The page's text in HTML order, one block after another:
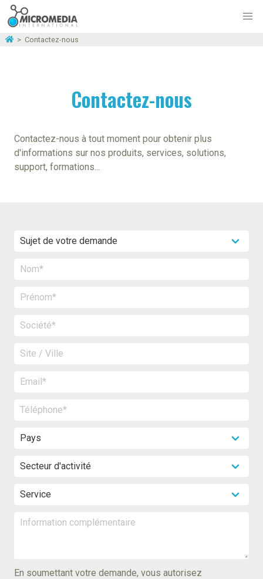
> Contactez-nous
Contactez-nous
Contactez-nous à tout moment pour obtenir plus
d'informations sur nos produits, services, solutions,
support, formations...
En soumettant votre demande, vous autorisez